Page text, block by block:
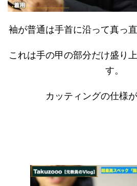
袖が普通は手首に沿って真っ
これは手の甲の部分だけ盛り
す。
カッティングの仕様